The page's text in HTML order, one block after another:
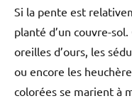
Si la pente est
planté d’un couvre-
oreilles d’ours, les
ou encore les
colorées se marient à